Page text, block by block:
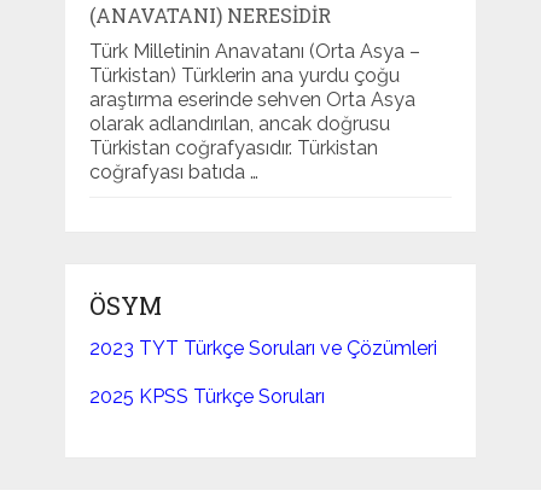
(ANAVATANI) NERESIDIR
Türk Milletinin Anavatanı (Orta Asya –
Türkistan) Türklerin ana yurdu çoğu
araştırma eserinde sehven Orta Asya
olarak adlandırılan, ancak doğrusu
Türkistan coğrafyasıdır. Türkistan
coğrafyası batıda …
ÖSYM
2023 TYT Türkçe Soruları ve Çözümleri
2025 KPSS Türkçe Soruları